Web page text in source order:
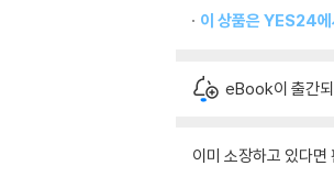
이 상품은 YES24에
eBook이 출간
이미 소장하고 있다면